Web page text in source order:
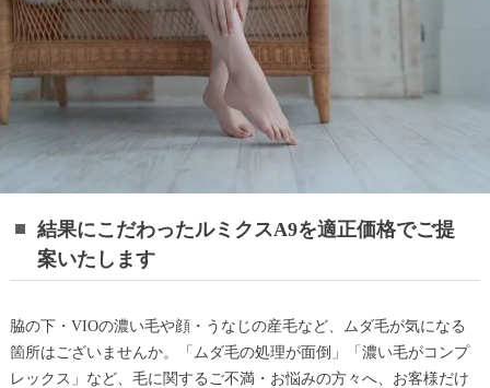
結果にこだわったルミクスA9を適正価格でご提
案いたします
脇の下・VIOの濃い毛や顔・うなじの産毛など、ムダ毛が気になる
箇所はございませんか。「ムダ毛の処理が面倒」「濃い毛がコンプ
レックス」など、毛に関するご不満・お悩みの方々へ、お客様だけ